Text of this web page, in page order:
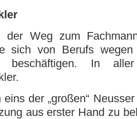
der Weg zum
sich von Berufs
beschäftigen. In
der „großen“
aus erster Hand zu